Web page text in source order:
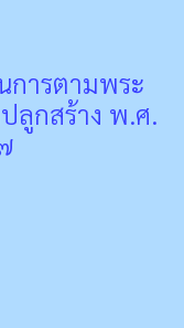
การตามพระ
กสร้าง พ.ศ.